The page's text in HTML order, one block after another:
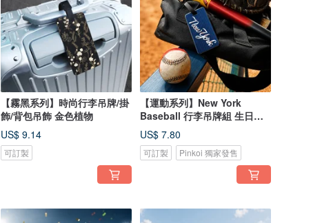
【霧黑系列】時尚行李吊牌/掛
飾/背包吊飾 金色植物
US$ 9.14
可訂製
【運動系列】New York
Baseball 行李吊牌組 生日禮
物 畢業禮
US$ 7.80
可訂製 Pinkoi 獨家發售